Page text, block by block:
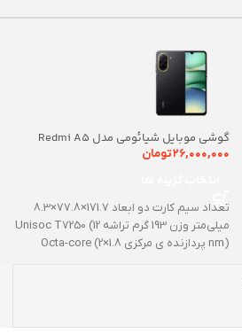
گوشی موبایل شیائومی مدل Redmi A5
ظرفیت 64 گیگابایت رم 3 گیگابایت
۲۶,۰۰۰,۰۰۰تومان
تعداد سیم کارت دو ابعاد 171.7×77.8×8.3
میلی‌متر وزن 193 گرم تراشه Unisoc T7250 (12
nm) پردازنده ‌ی مرکزی Octa-core (2×1.8